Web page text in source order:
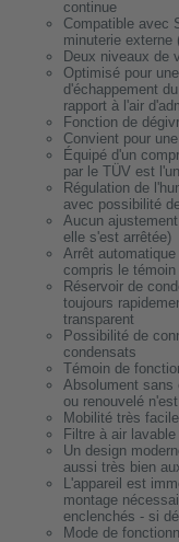
continue
Compatible avec
minuterie
Deux niveaux de
Optimisé pour
d'échappement
rapport à l'air
Fonction de
Convient pour
Équipé d'un
par le TÜV est
Régulation de
avec possibilité
Aucun
elle s'est arrêtée)
Arrêt
compris le témoin
Réservoir de
toujours
transparent
Possibilité de
condensats
Témoin de
Absolument sans
ou renouvelé
Mobilité très
Filtre à air lavable
Un design
aussi très bien
L'appareil est
montage
enclenchés - si
Mode de